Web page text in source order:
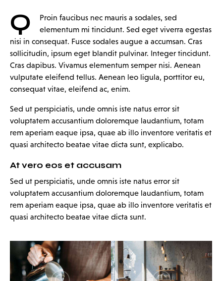
Q
Proin faucibus nec mauris a sodales, sed
elementum mi tincidunt. Sed eget viverra egestas
nisi in consequat. Fusce sodales augue a accumsan. Cras
sollicitudin, ipsum eget blandit pulvinar. Integer tincidunt.
Cras dapibus. Vivamus elementum semper nisi. Aenean
vulputate eleifend tellus. Aenean leo ligula, porttitor eu,
consequat vitae, eleifend ac, enim.
Sed ut perspiciatis, unde omnis iste natus error sit
voluptatem accusantium doloremque laudantium, totam
rem aperiam eaque ipsa, quae ab illo inventore veritatis et
quasi architecto beatae vitae dicta sunt, explicabo.
At vero eos et accusam
Sed ut perspiciatis, unde omnis iste natus error sit
voluptatem accusantium doloremque laudantium, totam
rem aperiam eaque ipsa, quae ab illo inventore veritatis et
quasi architecto beatae vitae dicta sunt.